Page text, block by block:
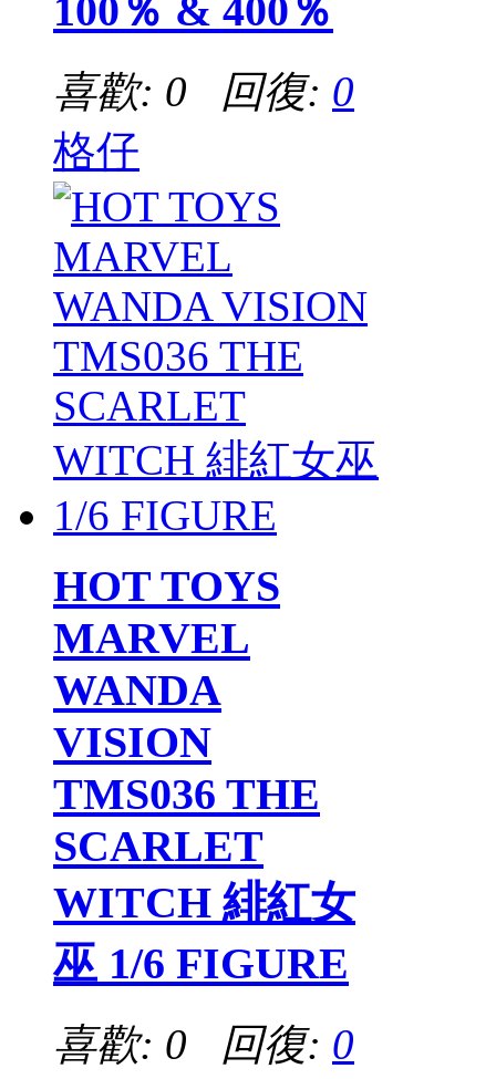
100％ & 400％
喜歡: 0 回復: 0
格仔
HOT TOYS
MARVEL
WANDA
VISION
TMS036 THE
SCARLET
WITCH 緋紅女
巫 1/6 FIGURE
喜歡: 0 回復: 0